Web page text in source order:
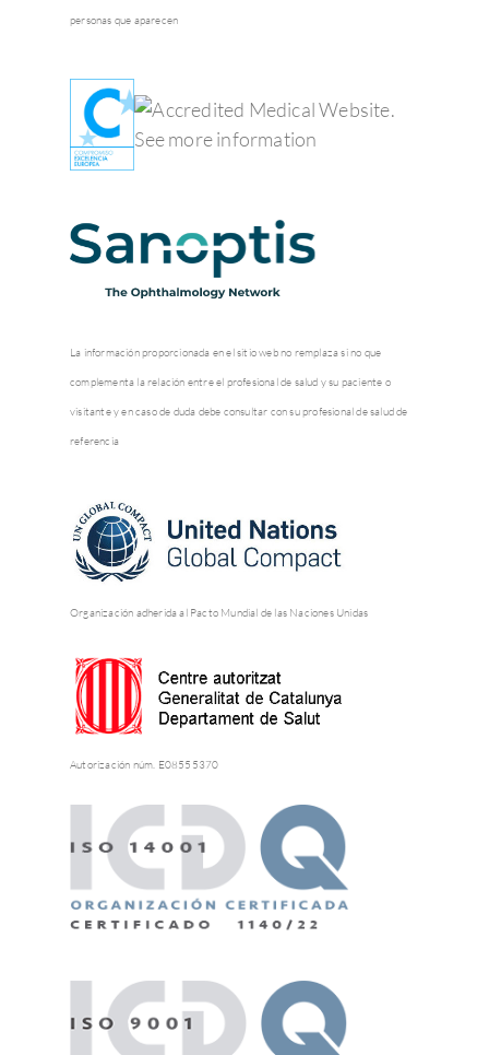
personas que aparecen
La información proporcionada en el sitio web no remplaza si no que
complementa la relación entre el profesional de salud y su paciente o
visitante y en caso de duda debe consultar con su profesional de salud de
referencia
Organización adherida al Pacto Mundial de las Naciones Unidas
Autorización núm. E08555370